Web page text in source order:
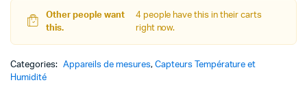
Other people want
this.
4 people have this in their carts
right now.
Categories: Appareils de mesures, Capteurs Température et
Humidité